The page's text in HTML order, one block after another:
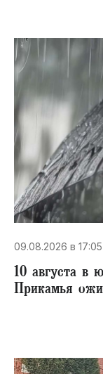
09.08.2026 в 17:05
10 августа в
Прикамья